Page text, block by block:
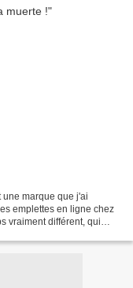
une marque que j'ai
emplettes en ligne chez
vraiment différent, qui